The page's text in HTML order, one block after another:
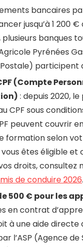
bancaires
jusqu’à 1 200
plusieurs banques
Pyrénées
participent
(Compte
: depuis 2020,
CPF sous
peuvent couvrir
formation selon
vous êtes éligible et
droits, consultez
de conduire 2026.
500 € pour les
en contrat
à une aide directe
l’ASP (Agence